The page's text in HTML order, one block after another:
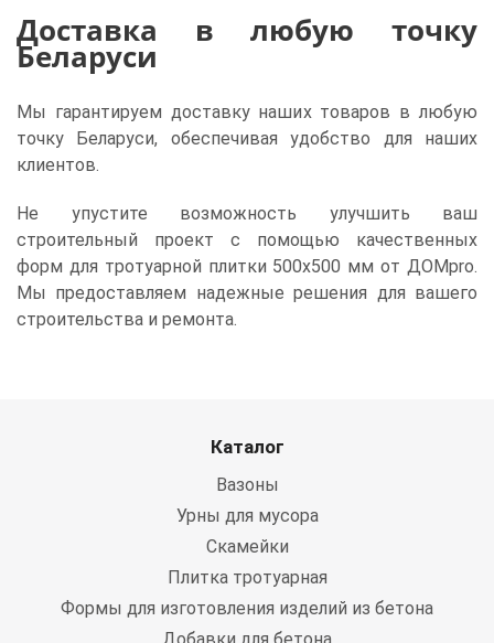
Доставка в любую точку
Беларуси
Мы гарантируем доставку наших товаров в любую
точку Беларуси, обеспечивая удобство для наших
клиентов.
Не упустите возможность улучшить ваш
строительный проект с помощью качественных
форм для тротуарной плитки 500x500 мм от ДОМpro.
Мы предоставляем надежные решения для вашего
строительства и ремонта.
Каталог
Вазоны
Урны для мусора
Скамейки
Плитка тротуарная
Формы для изготовления изделий из бетона